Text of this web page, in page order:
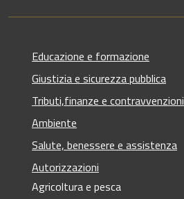
Educazione e formazione
Giustizia e sicurezza pubblica
Tributi,finanze e contravvenzioni
Ambiente
Salute, benessere e assistenza
Autorizzazioni
Agricoltura e pesca